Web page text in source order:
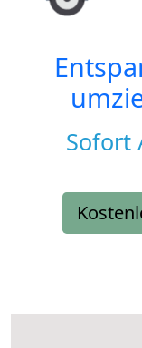
Sofort